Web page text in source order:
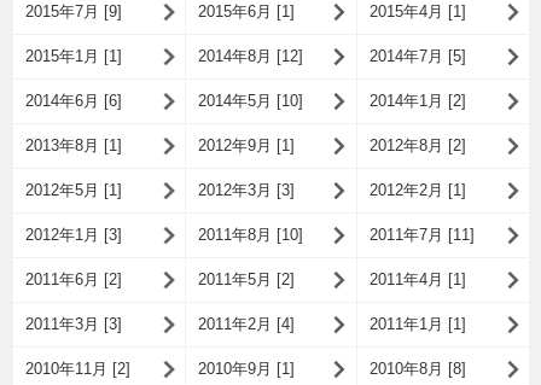
2015年7月 [9] 2015年6月 [1] 2015年4月 [1]
2015年1月 [1] 2014年8月 [12] 2014年7月 [5]
2014年6月 [6] 2014年5月 [10] 2014年1月 [2]
2013年8月 [1] 2012年9月 [1] 2012年8月 [2]
2012年5月 [1] 2012年3月 [3] 2012年2月 [1]
2012年1月 [3] 2011年8月 [10] 2011年7月 [11]
2011年6月 [2] 2011年5月 [2] 2011年4月 [1]
2011年3月 [3] 2011年2月 [4] 2011年1月 [1]
2010年11月 [2] 2010年9月 [1] 2010年8月 [8]